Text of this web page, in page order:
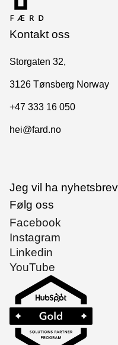
Kontakt oss
Storgaten 32,
3126 Tønsberg Norway
+47 333 16 050
hei@fard.no
Jeg vil ha nyhetsbrev
Følg oss
Facebook
Instagram
Linkedin
YouTube